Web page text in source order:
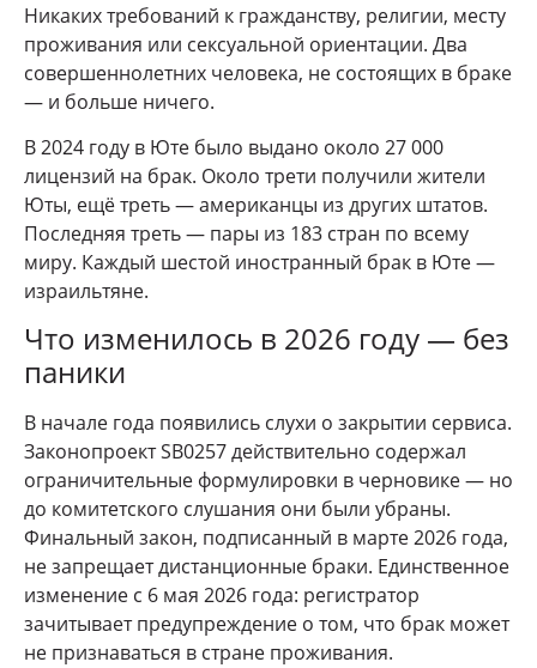
Никаких требований к гражданству, религии, месту
проживания или сексуальной ориентации. Два
совершеннолетних человека, не состоящих в браке
— и больше ничего.
В 2024 году в Юте было выдано около 27 000
лицензий на брак. Около трети получили жители
Юты, ещё треть — американцы из других штатов.
Последняя треть — пары из 183 стран по всему
миру. Каждый шестой иностранный брак в Юте —
израильтяне.
Что изменилось в 2026 году — без
паники
В начале года появились слухи о закрытии сервиса.
Законопроект SB0257 действительно содержал
ограничительные формулировки в черновике — но
до комитетского слушания они были убраны.
Финальный закон, подписанный в марте 2026 года,
не запрещает дистанционные браки. Единственное
изменение с 6 мая 2026 года: регистратор
зачитывает предупреждение о том, что брак может
не признаваться в стране проживания.